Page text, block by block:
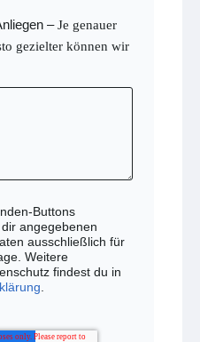
– Je genauer
gezielter können wir
Buttons
angegebenen
ausschließlich für
Weitere
findest du in